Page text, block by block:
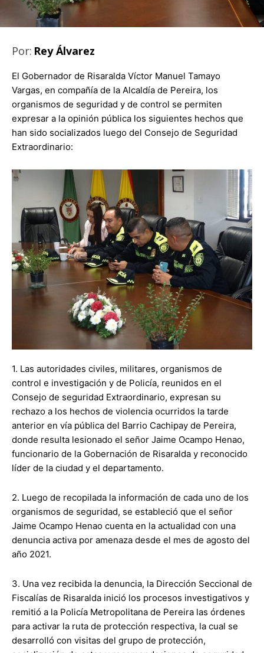
Por: Rey Álvarez
El Gobernador de Risaralda Víctor Manuel Tamayo
Vargas, en compañía de la Alcaldía de Pereira, los
organismos de seguridad y de control se permiten
expresar a la opinión pública los siguientes hechos que
han sido socializados luego del Consejo de Seguridad
Extraordinario:
1. Las autoridades civiles, militares, organismos de
control e investigación y de Policía, reunidos en el
Consejo de seguridad Extraordinario, expresan su
rechazo a los hechos de violencia ocurridos la tarde
anterior en vía pública del Barrio Cachipay de Pereira,
donde resulta lesionado el señor Jaime Ocampo Henao,
funcionario de la Gobernación de Risaralda y reconocido
líder de la ciudad y el departamento.
2. Luego de recopilada la información de cada uno de los
organismos de seguridad, se estableció que el señor
Jaime Ocampo Henao cuenta en la actualidad con una
denuncia activa por amenaza desde el mes de agosto del
año 2021.
3. Una vez recibida la denuncia, la Dirección Seccional de
Fiscalías de Risaralda inició los procesos investigativos y
remitió a la Policía Metropolitana de Pereira las órdenes
para activar la ruta de protección respectiva, la cual se
desarrolló con visitas del grupo de protección,